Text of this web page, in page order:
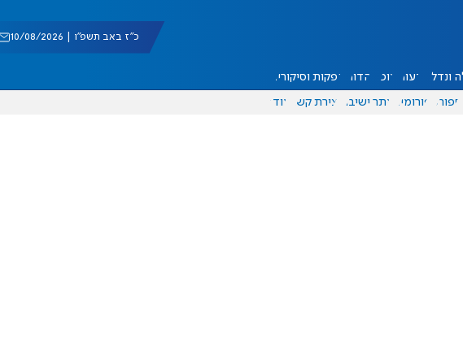
כ"ז באב תשפ"ו | 10/08/2026
ונדל"ן דעות אוכל יהדות הפקות וסיקורים
ספורט פורומים אתר ישיבה יצירת קשר עוד